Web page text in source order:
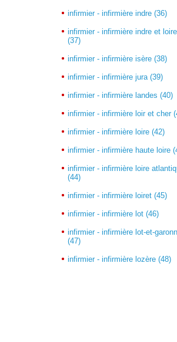
infirmier - infirmière indre (36)
infirmier - infirmière indre et loire
(37)
infirmier - infirmière isère (38)
infirmier - infirmière jura (39)
infirmier - infirmière landes (40)
infirmier - infirmière loir et cher
infirmier - infirmière loire (42)
infirmier - infirmière haute loire
infirmier - infirmière loire
(44)
infirmier - infirmière loiret (45)
infirmier - infirmière lot (46)
infirmier - infirmière lot-et-
(47)
infirmier - infirmière lozère (48)